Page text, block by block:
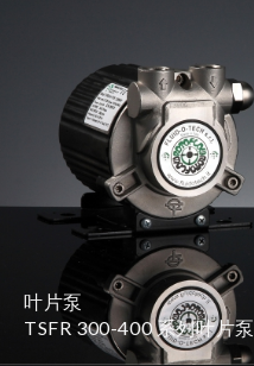
叶片泵
TSFR 300-400 系列叶片泵